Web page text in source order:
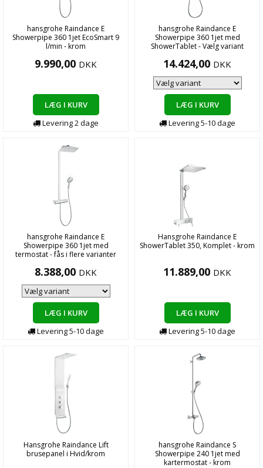
hansgrohe Raindance E
Showerpipe 360 1jet EcoSmart 9
l/min - krom
9.990,00 DKK
LÆG I KURV
Levering2dage
hansgrohe Raindance E
Showerpipe 360 1jet med
ShowerTablet - Vælg variant
14.424,00 DKK
LÆG I KURV
Levering5-10dage
hansgrohe Raindance E
Showerpipe 360 1jet med
termostat - fås i flere varianter
8.388,00 DKK
LÆG I KURV
Levering5-10dage
Hansgrohe Raindance E
ShowerTablet 350, Komplet - krom
11.889,00 DKK
LÆG I KURV
Levering5-10dage
Hansgrohe Raindance Lift
brusepanel i Hvid/krom
hansgrohe Raindance S
Showerpipe 240 1jet med
kartermostat - krom